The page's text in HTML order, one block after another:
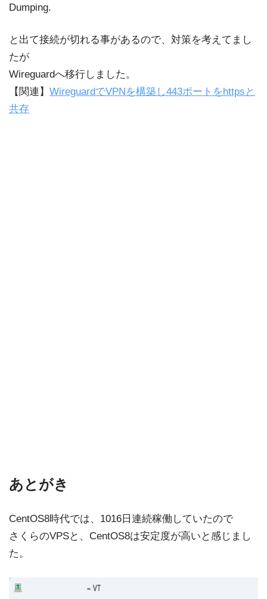
Dumping.
と出て接続が切れる事があるので、対策を考えてまし
たが
Wireguardへ移行しました。
【関連】 WireguardでVPNを構築し443ポートをhttpsと
共存
あとがき
CentOS8時代では、1016日連続稼働していたので
さくらのVPSと、CentOS8は安定度が高いと感じまし
た。